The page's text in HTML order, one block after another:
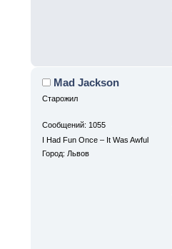
Mad Jackson
Старожил
Сообщений: 1055
I Had Fun Once – It Was Awful
Город: Львов